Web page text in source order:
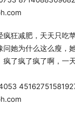
狂减肥，天天只吃
她为什么这么瘦，
疯了疯了疯了啊，一